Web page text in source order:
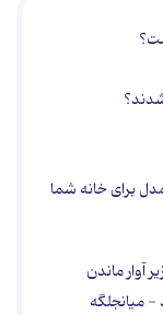
برای خانه شما
- میانجلگه